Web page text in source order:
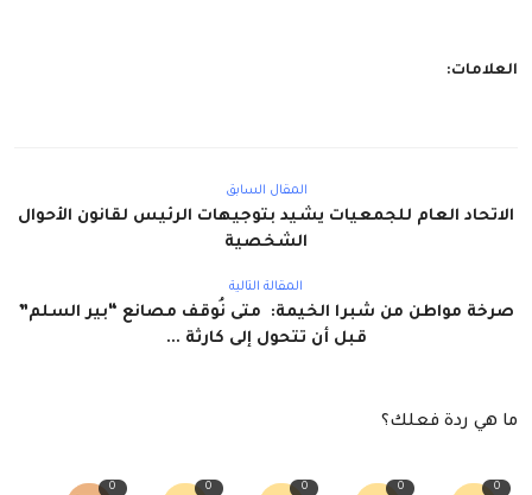
العلامات:
المقال السابق
الاتحاد العام للجمعيات يشيد بتوجيهات الرئيس لقانون الأحوال
الشخصية
المقالة التالية
صرخة مواطن من شبرا الخيمة: متى نُوقف مصانع “بير السلم”
قبل أن تتحول إلى كارثة ...
ما هي ردة فعلك؟
0
0
0
0
0